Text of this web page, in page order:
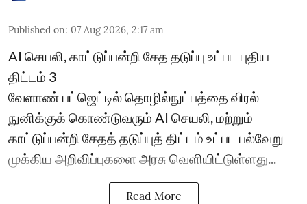
Published on: 07 Aug 2026, 2:17 am
AI செயலி, காட்டுப்பன்றி சேத தடுப்பு உட்பட புதிய
திட்டம் 3
வேளாண் பட்ஜெட்டில் தொழில்நுட்பத்தை விரல்
நுனிக்குக் கொண்டுவரும் AI செயலி, மற்றும்
காட்டுப்பன்றி சேதத் தடுப்புத் திட்டம் உட்பட பல்வேறு
முக்கிய அறிவிப்புகளை அரசு வெளியிட்டுள்ளது...
Read More